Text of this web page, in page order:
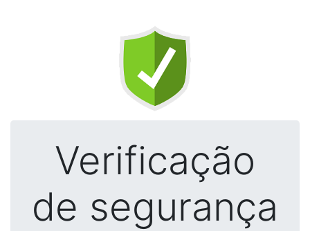
Verificação
de segurança